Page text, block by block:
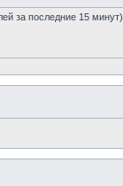
за последние 15 минут)